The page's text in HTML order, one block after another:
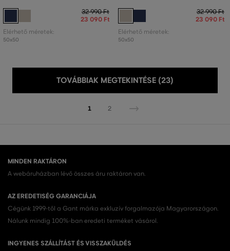
32 990 Ft
23 090 Ft
Elérhető méretek:
50x50
32 990 Ft
23 090 Ft
Elérhető méretek:
50x50
TOVÁBBIAK MEGTEKINTÉSE (23)
1 2
MINDEN RAKTÁRON
A webáruházban lévő összes áru raktáron van.
AZ EREDETISÉG GARANCIÁJA
Cégünk 1999-től a Gant márka exkluzív forgalmazója Magyarországon.
Nálunk mindig 100%-ban eredeti terméket vásárol.
INGYENES SZÁLLÍTÁST ÉS VISSZAKÜLDÉS